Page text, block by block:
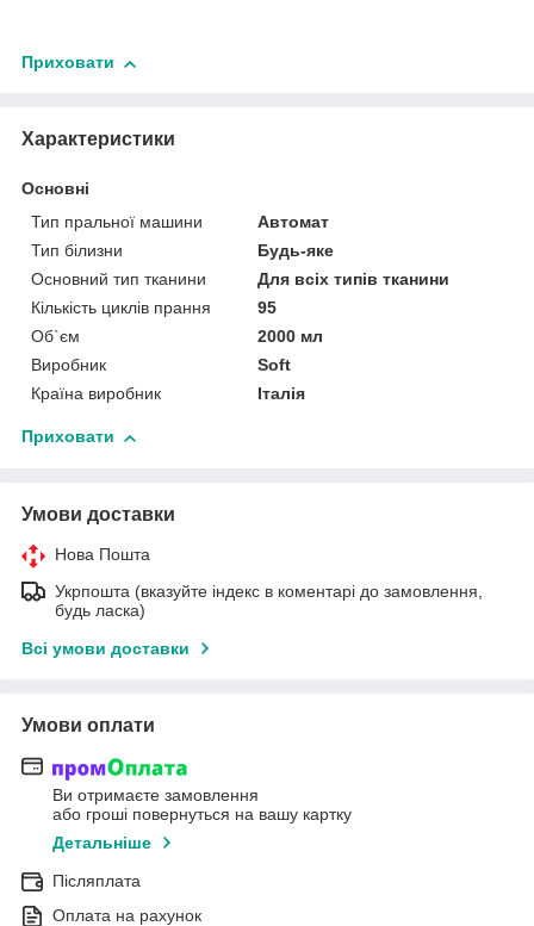
Приховати
Характеристики
Основні
Тип пральної машини
Автомат
Тип білизни
Будь-яке
Основний тип тканини
Для всіх типів тканини
Кількість циклів прання
95
Об`єм
2000 мл
Виробник
Soft
Країна виробник
Італія
Приховати
Умови доставки
Нова Пошта
Укрпошта (вказуйте індекс в коментарі до замовлення,
будь ласка)
Всі умови доставки
Умови оплати
Ви отримаєте замовлення
або гроші повернуться на вашу картку
Детальніше
Післяплата
Оплата на рахунок